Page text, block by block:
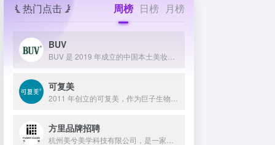
热门点击 周榜 日榜 月榜
BUV
可复美
方里品牌招聘